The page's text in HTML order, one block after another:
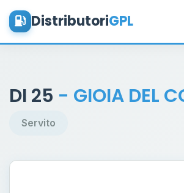
DistributoriGPL
DI 25 - GIOIA DEL
Servito